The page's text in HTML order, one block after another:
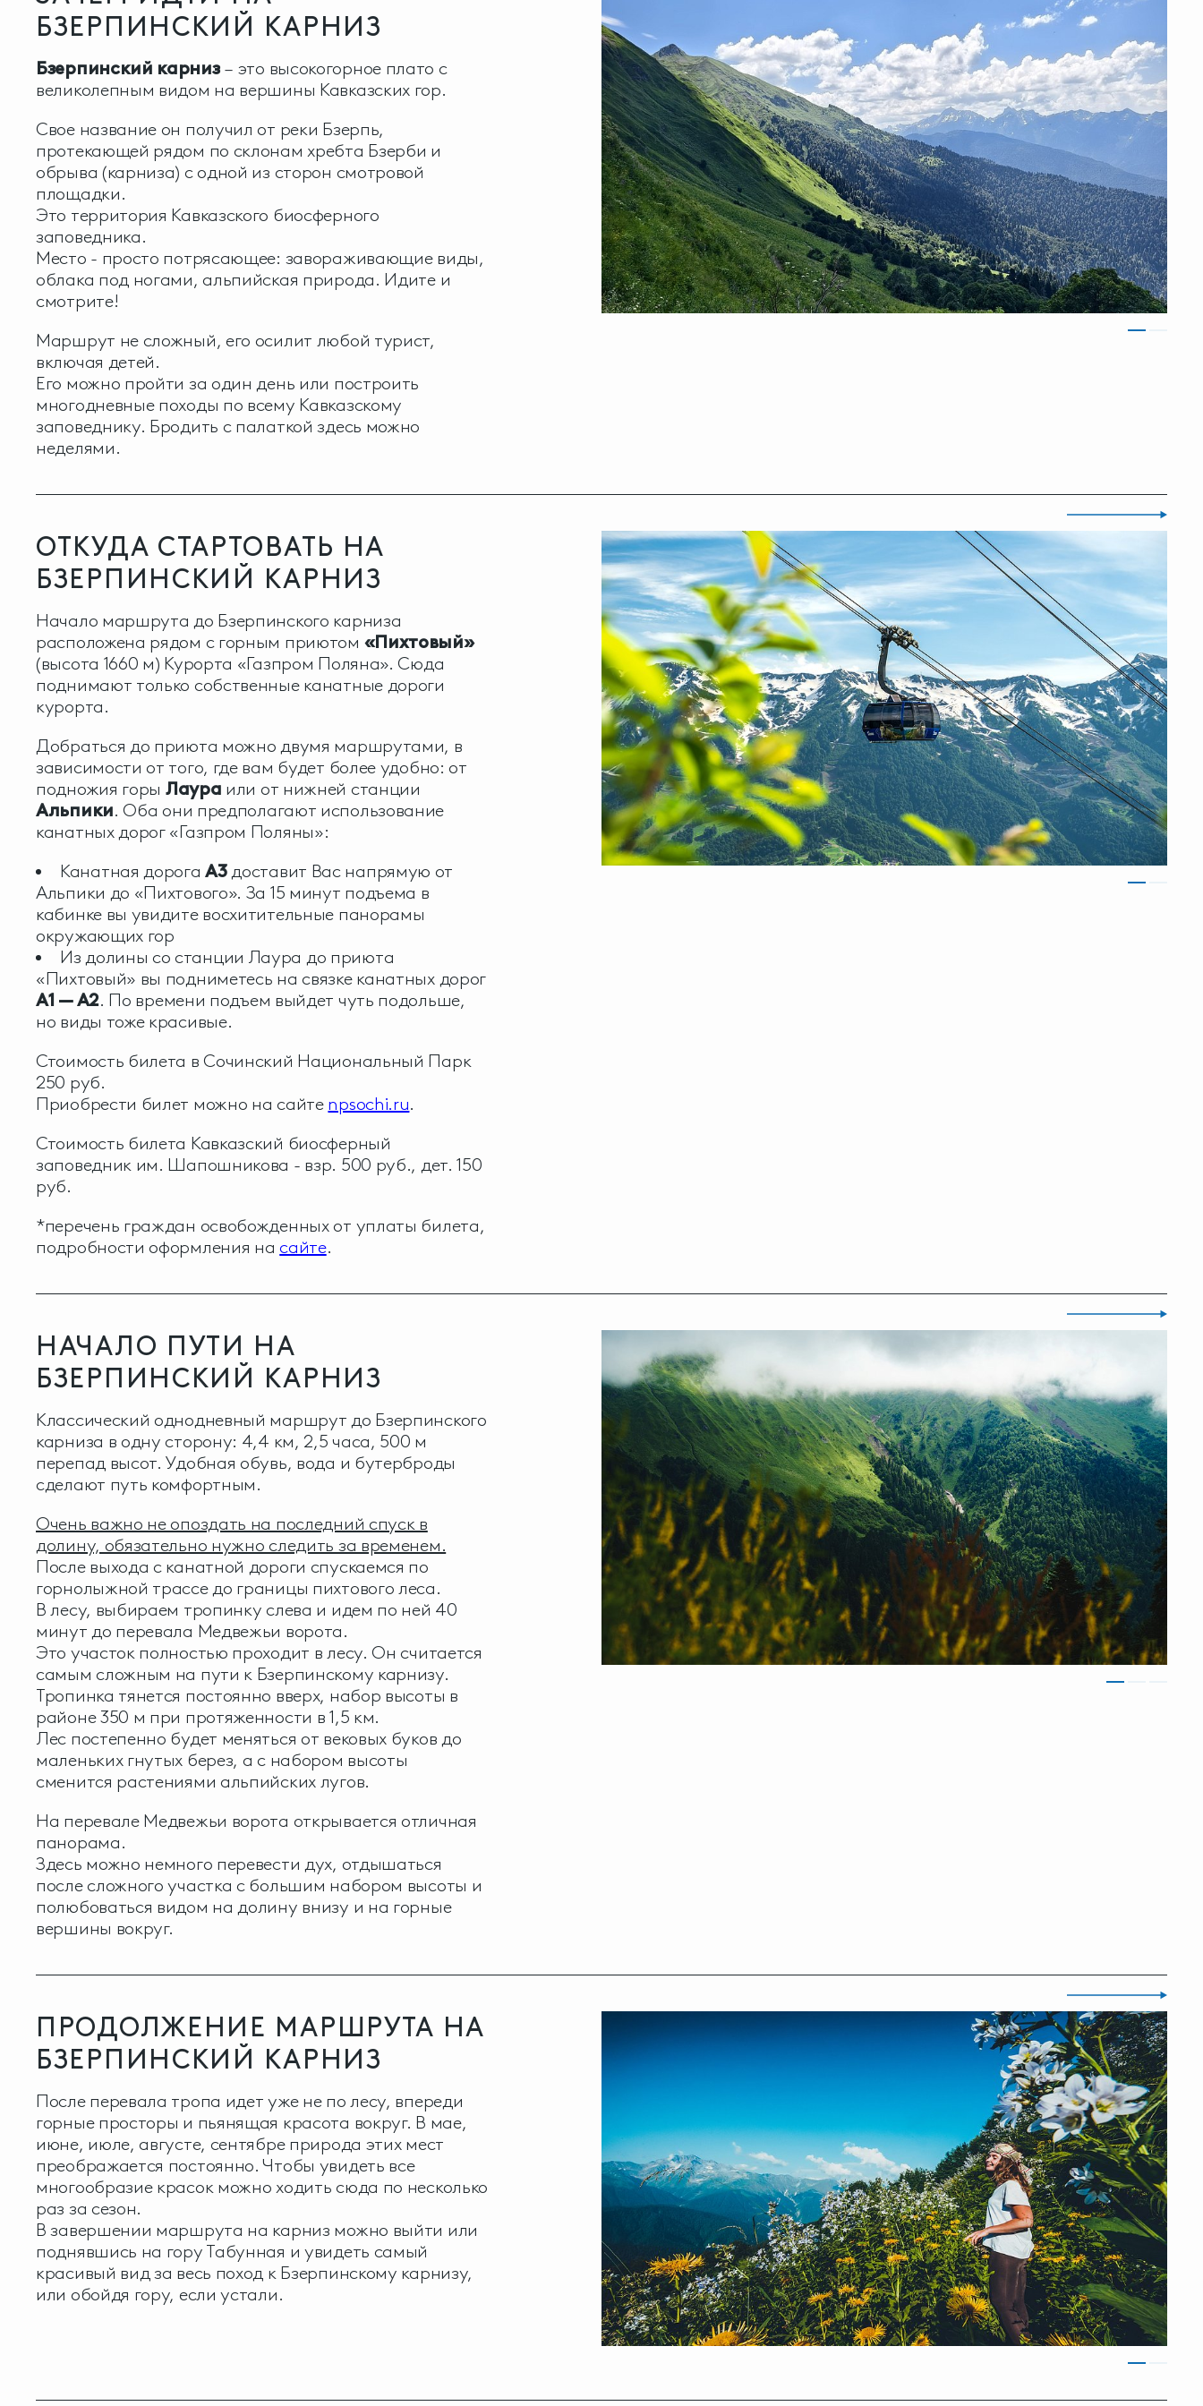
БЗЕРПИНСКИЙ КАРНИЗ
Бзерпинский карниз – это высокогорное плато с
великолепным видом на вершины Кавказских гор.
Свое название он получил от реки Бзерпь,
протекающей рядом по склонам хребта Бзерби и
обрыва (карниза) с одной из сторон смотровой
площадки.
Это территория Кавказского биосферного
заповедника.
Место - просто потрясающее: завораживающие виды,
облака под ногами, альпийская природа. Идите и
смотрите!
Маршрут не сложный, его осилит любой турист,
включая детей.
Его можно пройти за один день или построить
многодневные походы по всему Кавказскому
заповеднику. Бродить с палаткой здесь можно
неделями.
ОТКУДА СТАРТОВАТЬ НА
БЗЕРПИНСКИЙ КАРНИЗ
Начало маршрута до Бзерпинского карниза
расположена рядом с горным приютом «Пихтовый»
(высота 1660 м) Курорта «Газпром Поляна». Сюда
поднимают только собственные канатные дороги
курорта.
Добраться до приюта можно двумя маршрутами, в
зависимости от того, где вам будет более удобно: от
подножия горы Лаура или от нижней станции
Альпики. Оба они предполагают использование
канатных дорог «Газпром Поляны»:
Канатная дорогаА3доставит Вас напрямую от
Альпики до «Пихтового». За 15 минут подъема в
кабинке вы увидите восхитительные панорамы
окружающих гор
Из долины со станции Лаура до приюта
«Пихтовый» вы подниметесь на связке канатных дорог
А1 — А2. По времени подъем выйдет чуть подольше,
но виды тоже красивые.
Стоимость билета в Сочинский Национальный Парк
250 руб.
Приобрести билет можно на сайте npsochi.ru.
Стоимость билета Кавказский биосферный
заповедник им. Шапошникова - взр. 500 руб., дет. 150
руб.
*перечень граждан освобожденных от уплаты билета,
подробности оформления насайте.
НАЧАЛО ПУТИ НА
БЗЕРПИНСКИЙ КАРНИЗ
Классический однодневный маршрут до Бзерпинского
карниза в одну сторону: 4,4 км, 2,5 часа, 500 м
перепад высот. Удобная обувь, вода и бутерброды
сделают путь комфортным.
Очень важно не опоздать на последний спуск в
долину, обязательно нужно следить за временем.
После выхода с канатной дороги спускаемся по
горнолыжной трассе до границы пихтового леса.
В лесу, выбираем тропинку слева и идем по ней 40
минут до перевала Медвежьи ворота.
Это участок полностью проходит в лесу. Он считается
самым сложным на пути к Бзерпинскому карнизу.
Тропинка тянется постоянно вверх, набор высоты в
районе 350 м при протяженности в 1,5 км.
Лес постепенно будет меняться от вековых буков до
маленьких гнутых берез, а с набором высоты
сменится растениями альпийских лугов.
На перевале Медвежьи ворота открывается отличная
панорама.
Здесь можно немного перевести дух, отдышаться
после сложного участка с большим набором высоты и
полюбоваться видом на долину внизу и на горные
вершины вокруг.
ПРОДОЛЖЕНИЕ МАРШРУТА НА
БЗЕРПИНСКИЙ КАРНИЗ
После перевала тропа идет уже не по лесу, впереди
горные просторы и пьянящая красота вокруг. В мае,
июне, июле, августе, сентябре природа этих мест
преображается постоянно. Чтобы увидеть все
многообразие красок можно ходить сюда по несколько
раз за сезон.
В завершении маршрута на карниз можно выйти или
поднявшись на гору Табунная и увидеть самый
красивый вид за весь поход к Бзерпинскому карнизу,
или обойдя гору, если устали.